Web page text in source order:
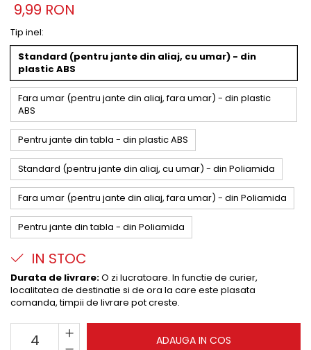
9,99 RON
Tip inel:
Standard (pentru jante din aliaj, cu umar) - din
plastic ABS
Fara umar (pentru jante din aliaj, fara umar) - din plastic
ABS
Pentru jante din tabla - din plastic ABS
Standard (pentru jante din aliaj, cu umar) - din Poliamida
Fara umar (pentru jante din aliaj, fara umar) - din Poliamida
Pentru jante din tabla - din Poliamida
IN STOC
Durata de livrare:O zi lucratoare. In functie de curier,
localitatea de destinatie si de ora la care este plasata
comanda, timpii de livrare pot creste.
ADAUGA IN COS